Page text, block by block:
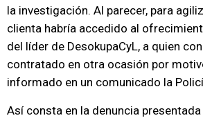
la investigación. Al parecer, para
clienta habría accedido al
del líder de DesokupaCyL, a quien
contratado en otra ocasión por
informado en un comunicado la
Así consta en la denuncia